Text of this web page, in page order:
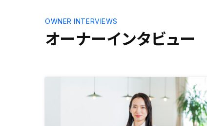
オーナーインタビュー
OWNER INTERVIEWS